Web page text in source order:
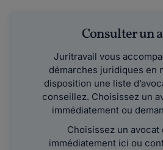
Consulter un
Juritravail vous
démarches juridiques en
disposition une liste
conseillez. Choisissez un
immédiatement ou
Choisissez un avocat
immédiatement ici ou